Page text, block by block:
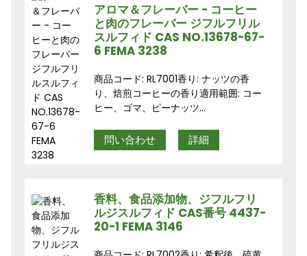
アロマ＆フレーバー - コーヒー
と肉のフレーバー ジフルフリル
スルフィド CAS NO.13678-67-
6 FEMA 3238
商品コード: RL7001香り: ナッツの香
り、焙煎コーヒーの香り適用範囲: コー
ヒー、ゴマ、ピーナッツ...
問い合わせ 詳細
香料、食品添加物、ジフルフリ
ルジスルフィド CAS番号 4437-
20-1 FEMA 3146